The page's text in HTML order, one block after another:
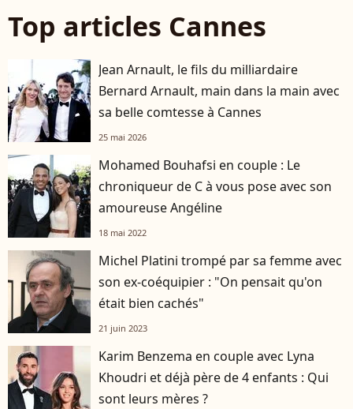
Top articles Cannes
Jean Arnault, le fils du milliardaire
Bernard Arnault, main dans la main avec
sa belle comtesse à Cannes
25 mai 2026
Mohamed Bouhafsi en couple : Le
chroniqueur de C à vous pose avec son
amoureuse Angéline
18 mai 2022
Michel Platini trompé par sa femme avec
son ex-coéquipier : "On pensait qu'on
était bien cachés"
21 juin 2023
Karim Benzema en couple avec Lyna
Khoudri et déjà père de 4 enfants : Qui
sont leurs mères ?